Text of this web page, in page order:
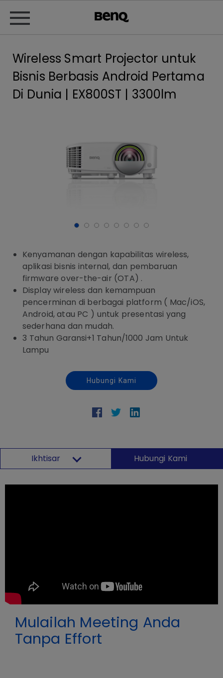
Wireless Smart Projector untuk
Bisnis Berbasis Android Pertama
Di Dunia | EX800ST | 3300lm
Kenyamanan dengan kapabilitas wireless,
aplikasi bisnis internal, dan pembaruan
firmware over-the-air (OTA) .
Display wireless dan kemampuan
pencerminan di berbagai platform ( Mac/iOS,
Android, atau PC ) untuk presentasi yang
sederhana dan mudah.
3 Tahun Garansi+1 Tahun/1000 Jam Untuk
Lampu
Hubungi Kami
Ikhtisar Hubungi Kami
Mulailah Meeting Anda
Tanpa Effort